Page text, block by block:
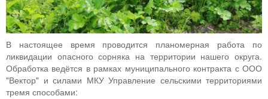
В настоящее время проводится планомерная работа по
ликвидации опасного сорняка на территории нашего округа.
Обработка ведётся в рамках муниципального контракта с ООО
"Вектор" и силами МКУ Управление сельскими территориями
тремя способами: